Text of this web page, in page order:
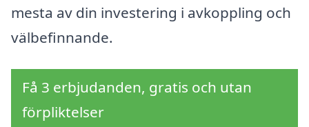
mesta av din investering i avkoppling och
välbefinnande.
Få 3 erbjudanden, gratis och utan
förpliktelser